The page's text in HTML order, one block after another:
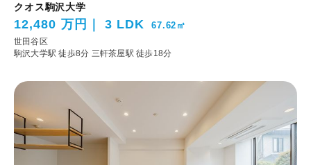
クオス駒沢大学
12,480 万円 3 LDK 67.62㎡
世田谷区
駒沢大学駅 徒歩8分 三軒茶屋駅 徒歩18分